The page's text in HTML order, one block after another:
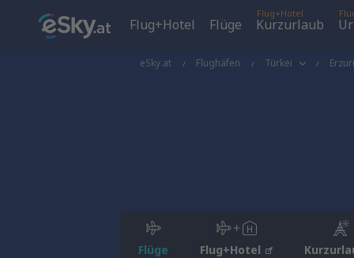
Flug+Hotel Flüge
Flug+Hotel
Kurzurlaub
eSky.at Flughäfen Türkei
Flüge Flug+Hotel